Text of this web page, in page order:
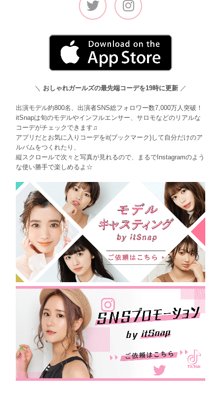
＼ おしゃれガールズの最先端コーデを19時に更新 ／
出演モデル約800名、出演者SNS総フォロワー数7,000万人突破！
itSnapは旬のモデルやインフルエンサー、サロモなどのリアルな
コーデがチェックできます♫
アプリだとお気に入りコーデをit(ブックマーク)して自分だけのア
ルバムをつくれたり、
縦スクロールで次々と写真が見れるので、まるでInstagramのよう
な使い勝手で楽しめるよ☆